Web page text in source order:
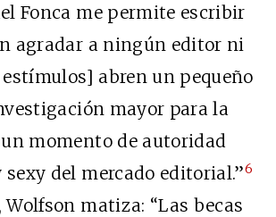
Fonca me permite escribir
agradar a ningún editor ni
abren un pequeño
mayor para la
momento de autoridad
del mercado editorial.”6
matiza: “Las becas